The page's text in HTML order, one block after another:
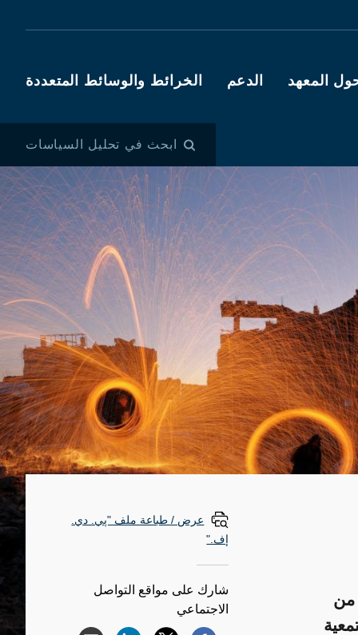
المعهد الدعم الخرائط والوسائط المتعددة
ابحث في تحليل السياسات
من
عرض / طباعة ملف "پي. دي.
إف."
شارك على مواقع التواصل
الاجتماعي